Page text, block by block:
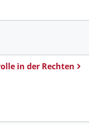
in der Rechten